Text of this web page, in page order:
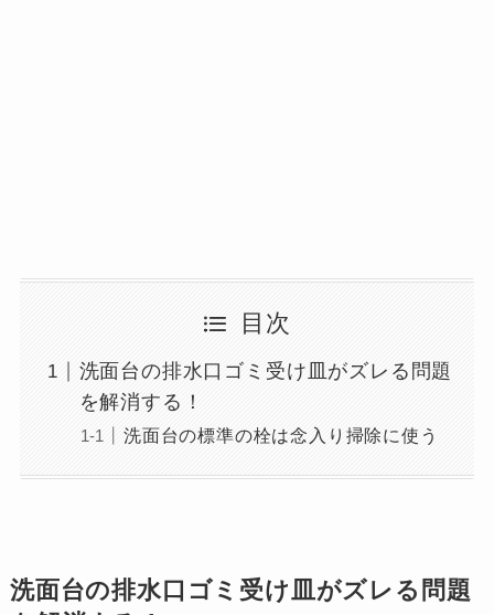
目次
洗面台の排水口ゴミ受け皿がズレる問題
を解消する！
洗面台の標準の栓は念入り掃除に使う
洗面台の排水口ゴミ受け皿がズレる問題